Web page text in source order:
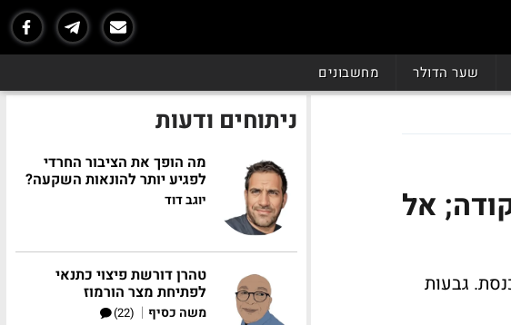
שער הדולר מחשבונים
אל
גבעות
ניתוחים ודעות
מה הופך את הציבור החרדי
לפגיע יותר להונאות השקעה?
יוגב דוד
טהרן דורשת פיצוי כתנאי
לפתיחת מצר הורמוז
משה כסיף |
(22)